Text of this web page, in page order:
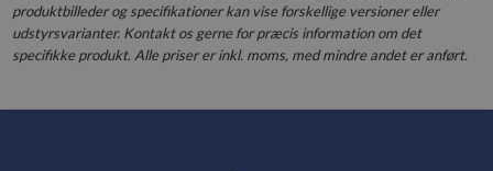
produktbilleder og specifikationer kan vise forskellige versioner eller
udstyrsvarianter. Kontakt os gerne for præcis information om det
specifikke produkt. Alle priser er inkl. moms, med mindre andet er anført.